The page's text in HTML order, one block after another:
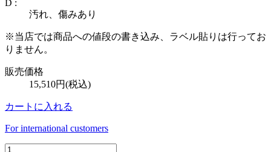
D :
汚れ、傷みあり
※当店では商品への値段の書き込み、ラベル貼りは行ってお
りません。
販売価格
15,510円(税込)
カートに入れる
For international customers